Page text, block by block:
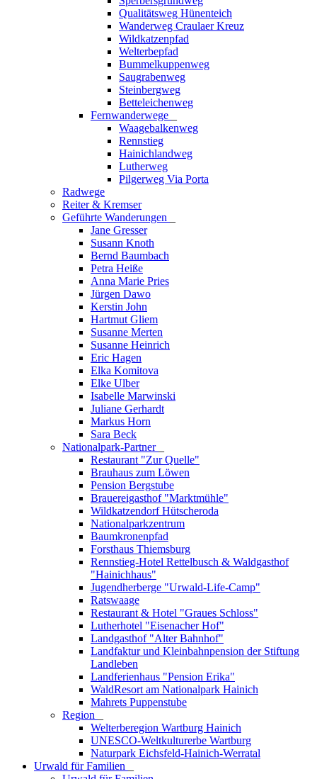
Qualitätsweg Hünenteich
Wanderweg Craulaer Kreuz
Wildkatzenpfad
Welterbepfad
Bummelkuppenweg
Saugrabenweg
Steinbergweg
Betteleichenweg
Fernwanderwege
Waagebalkenweg
Rennstieg
Hainichlandweg
Lutherweg
Pilgerweg Via Porta
Radwege
Reiter & Kremser
Geführte Wanderungen
Jane Gresser
Susann Knoth
Bernd Baumbach
Petra Heiße
Anna Marie Pries
Jürgen Dawo
Kerstin John
Hartmut Gliem
Susanne Merten
Susanne Heinrich
Eric Hagen
Elka Komitova
Elke Ulber
Isabelle Marwinski
Juliane Gerhardt
Markus Horn
Sara Beck
Nationalpark-Partner
Restaurant "Zur Quelle"
Brauhaus zum Löwen
Pension Bergstube
Brauereigasthof "Marktmühle"
Wildkatzendorf Hütscheroda
Nationalparkzentrum
Baumkronenpfad
Forsthaus Thiemsburg
Rennstieg-Hotel Rettelbusch & Waldgasthof
"Hainichhaus"
Jugendherberge "Urwald-Life-Camp"
Ratswaage
Restaurant & Hotel "Graues Schloss"
Lutherhotel "Eisenacher Hof"
Landgasthof "Alter Bahnhof"
Landfaktur und Kleinbahnpension der Stiftung
Landleben
Landferienhaus "Pension Erika"
WaldResort am Nationalpark Hainich
Mahrets Puppenstube
Region
Welterberegion Wartburg Hainich
UNESCO-Weltkulturerbe Wartburg
Naturpark Eichsfeld-Hainich-Werratal
Urwald für Familien